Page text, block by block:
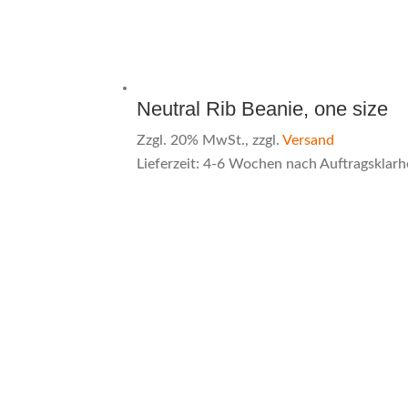
Neutral Rib Beanie, one size
Zzgl. 20% MwSt., zzgl.Versand
Lieferzeit: 4-6 Wochen nach